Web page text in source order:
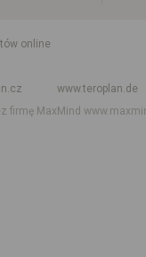
online
www.teroplan.de
firmę MaxMind